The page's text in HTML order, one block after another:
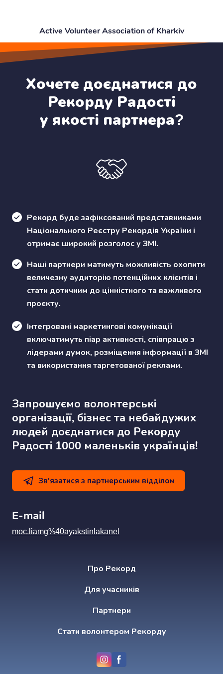
Active Volunteer Association of Kharkiv
Хочете доєднатися до
Рекорду Радості
у якості партнера?
Рекорд буде зафіксований представниками
Національного Реєстру Рекордів України і
отримає широкий розголос у ЗМІ.
Наші партнери матимуть можливість охопити
величезну аудиторію потенційних клієнтів і
стати дотичним до цінністного та важливого
проєкту.
Інтегровані маркетингові комунікації
включатимуть піар активності, співпрацю з
лідерами думок, розміщення інформації в ЗМІ
та використання таргетованої реклами.
Запрошуємо волонтерські
організації, бізнес та небайдужих
людей доєднатися до Рекорду
Радості 1000 маленьків українців!
Зв'язатися з партнерським відділом
E-mail
moc.liamg%40ayakstinlakanel
Про Рекорд
Для учасників
Партнери
Стати волонтером Рекорду